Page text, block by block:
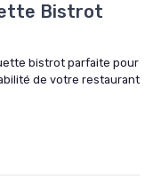
Bistrot
bistrot parfaite pour
de votre restaurant